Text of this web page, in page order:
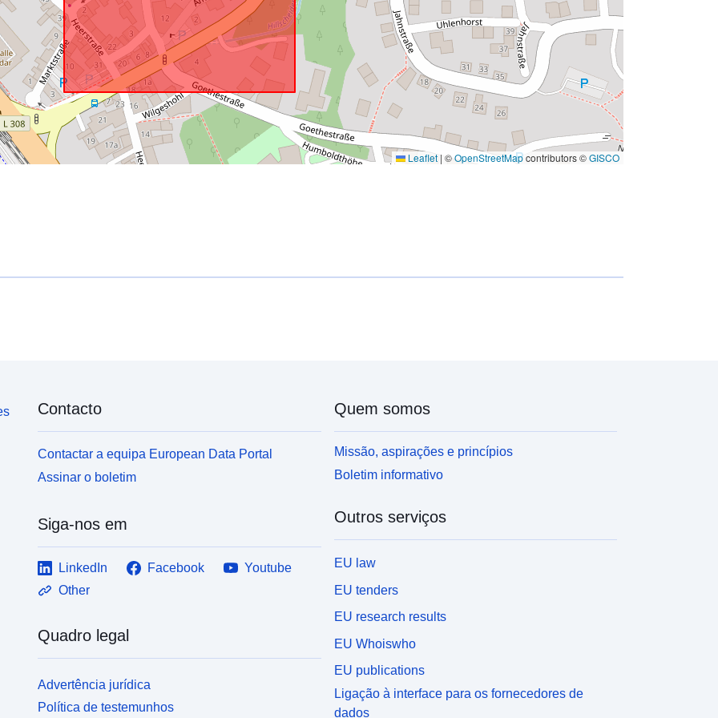
Leaflet | ©OpenStreetMapcontributors ©GISCO
Contacto
Contactar a equipa European Data Portal
Assinar o boletim
Siga-nos em
LinkedIn Facebook
Youtube
Other
Quadro legal
Advertência jurídica
Política de testemunhos
Quem somos
Missão, aspirações e princípios
Boletim informativo
Outros serviços
EU law
EU tenders
EU research results
EU Whoiswho
EU publications
Ligação à interface para os fornecedores de
dados